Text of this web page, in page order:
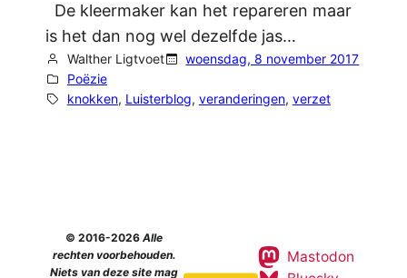
De kleermaker kan het repareren maar
is het dan nog wel dezelfde jas…
Walther Ligtvoet
woensdag, 8 november 2017
Poëzie
knokken, Luisterblog, veranderingen, verzet
© 2016-2026Alle
rechten voorbehouden.
Niets van deze site mag
Mastodon